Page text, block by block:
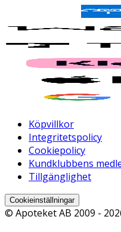
Köpvillkor
Integritetspolicy
Cookiepolicy
Kundklubbens
Tillgänglighet
Cookieinställningar
© Apoteket AB 2009 -